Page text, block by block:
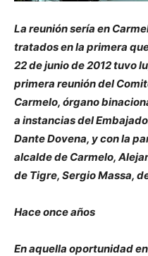
La reunión sería en
tratados en la primera
22 de junio de 2012 tuvo
primera reunión del
Carmelo, órgano
a instancias del
Dante Dovena, y con la
alcalde de Carmelo,
de Tigre, Sergio Massa,
Hace once años
En aquella oportunidad